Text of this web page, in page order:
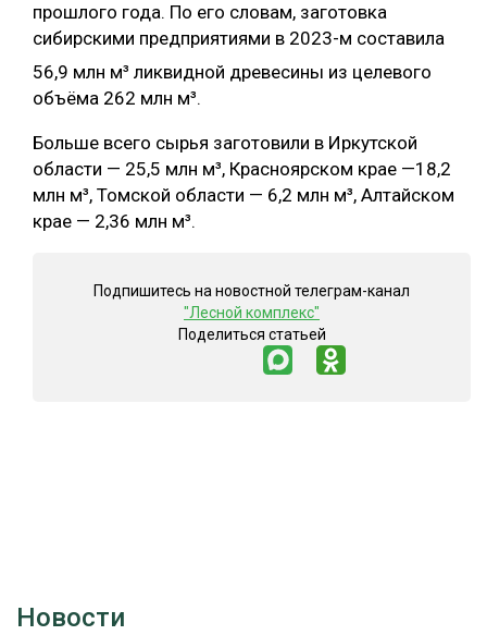
прошлого года. По его словам, заготовка
сибирскими предприятиями в 2023-м составила
56,9 млн м³ ликвидной древесины из целевого
объёма 262 млн м³.
Больше всего сырья заготовили в Иркутской
области — 25,5 млн м³, Красноярском крае —18,2
млн м³, Томской области — 6,2 млн м³, Алтайском
крае — 2,36 млн м³.
Подпишитесь на новостной телеграм-канал
"Лесной комплекс"
Поделиться статьей
Новости